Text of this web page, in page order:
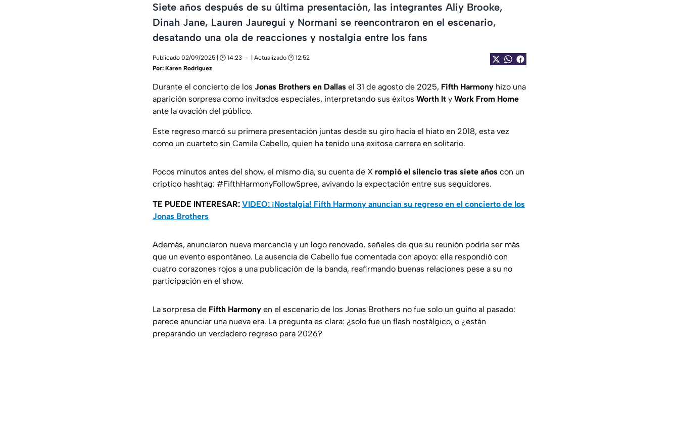
Siete años después de su última presentación, las integrantes Aliy Brooke,
Dinah Jane, Lauren Jauregui y Normani se reencontraron en el escenario,
desatando una ola de reacciones y nostalgia entre los fans
Publicado 02/09/2025 | 🕑 14:23
| Actualizado 🕑 12:52
Por: Karen Rodríguez
Durante el concierto de los Jonas Brothers en Dallas el 31 de agosto de 2025, Fifth Harmony hizo una
aparición sorpresa como invitados especiales, interpretando sus éxitos Worth It y Work From Home
ante la ovación del público.
Este regreso marcó su primera presentación juntas desde su giro hacia el hiato en 2018, esta vez
como un cuarteto sin Camila Cabello, quien ha tenido una exitosa carrera en solitario.
Pocos minutos antes del show, el mismo día, su cuenta de X rompió el silencio tras siete años con un
críptico hashtag: #FifthHarmonyFollowSpree, avivando la expectación entre sus seguidores.
TE PUEDE INTERESAR: VIDEO: ¡Nostalgia! Fifth Harmony anuncian su regreso en el concierto de los
Jonas Brothers
Además, anunciaron nueva mercancía y un logo renovado, señales de que su reunión podría ser más
que un evento espontáneo. La ausencia de Cabello fue comentada con apoyo: ella respondió con
cuatro corazones rojos a una publicación de la banda, reafirmando buenas relaciones pese a su no
participación en el show.
La sorpresa de Fifth Harmony en el escenario de los Jonas Brothers no fue solo un guiño al pasado:
parece anunciar una nueva era. La pregunta es clara: ¿solo fue un flash nostálgico, o ¿están
preparando un verdadero regreso para 2026?